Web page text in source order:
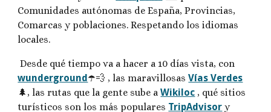
Comunidades autónomas de España, Provincias,
Comarcas y poblaciones. Respetando los idiomas
locales.
Desde qué tiempo va a hacer a 10 días vista, con
wunderground☂️💨 , las maravillosasVías Verdes
🌲, las rutas que la gente sube aWikiloc , qué sitios
turísticos son los más populares TripAdvisor y